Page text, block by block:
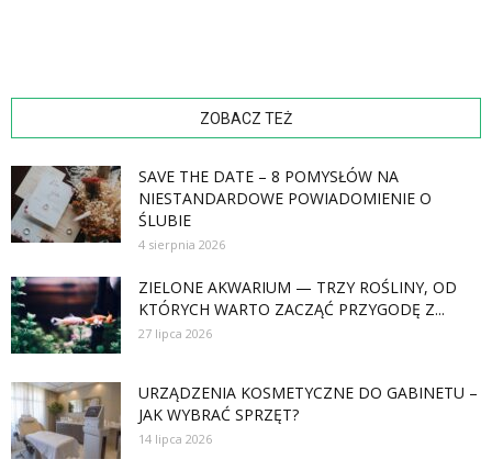
ZOBACZ TEŻ
SAVE THE DATE – 8 POMYSŁÓW NA
NIESTANDARDOWE POWIADOMIENIE O
ŚLUBIE
4 sierpnia 2026
ZIELONE AKWARIUM — TRZY ROŚLINY, OD
KTÓRYCH WARTO ZACZĄĆ PRZYGODĘ Z...
27 lipca 2026
URZĄDZENIA KOSMETYCZNE DO GABINETU –
JAK WYBRAĆ SPRZĘT?
14 lipca 2026